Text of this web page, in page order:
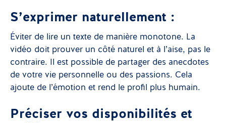
S’exprimer naturellement :
Éviter de lire un texte de manière monotone. La
vidéo doit prouver un côté naturel et à l’aise, pas le
contraire. Il est possible de partager des anecdotes
de votre vie personnelle ou des passions. Cela
ajoute de l’émotion et rend le profil plus humain.
Préciser vos disponibilités et